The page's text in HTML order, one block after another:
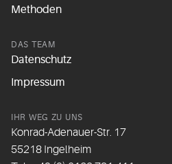
Methoden
DAS TEAM
Datenschutz
Impressum
IHR WEG ZU UNS
Konrad-Adenauer-Str. 17
55218 Ingelheim